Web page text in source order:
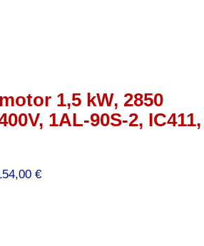
1,5 kW, 2850
1AL-90S-2, IC411,
€Preisspanne: